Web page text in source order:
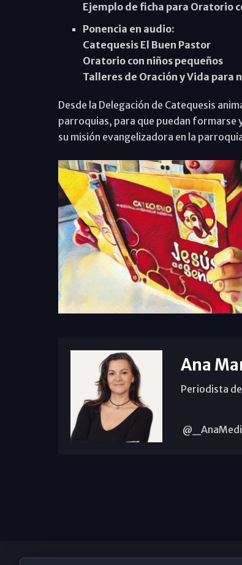
Ejemplo de ficha para Oratorio
Ponencia en audio:
Catequesis El Buen Pastor
Oratorio con niños pequeños
Talleres de Oración y Vida para
Desde la Delegación de Catequesis
parroquias, para que puedan formarse
su misión evangelizadora en la
Ana
Periodista